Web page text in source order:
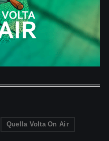
Quella Volta On Air